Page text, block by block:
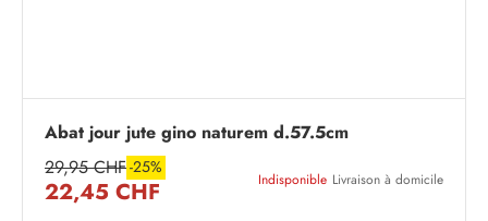
Abat jour jute gino naturem d.57.5cm
29,95 CHF-25%
22,45 CHF Indisponible Livraison à domicile